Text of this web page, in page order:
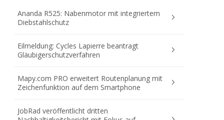
Ananda R525: Nabenmotor mit integriertem
Diebstahlschutz
Eilmeldung: Cycles Lapierre beantragt
Gläubigerschutzverfahren
Mapy.com PRO erweitert Routenplanung mit
Zeichenfunktion auf dem Smartphone
JobRad veröffentlicht dritten